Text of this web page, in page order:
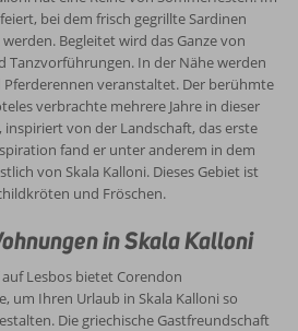
bei dem frisch gegrillte Sardinen
Begleitet wird das Ganze von
Tanzvorführungen. In der Nähe werden
veranstaltet. Der berühmte
verbrachte mehrere Jahre in dieser
von der Landschaft, das erste
fand er unter anderem in dem
von Skala Kalloni. Dieses Gebiet ist
und Fröschen.
in Skala Kalloni
Lesbos bietet Corendon
um Ihren Urlaub in Skala Kalloni so
Die griechische Gastfreundschaft